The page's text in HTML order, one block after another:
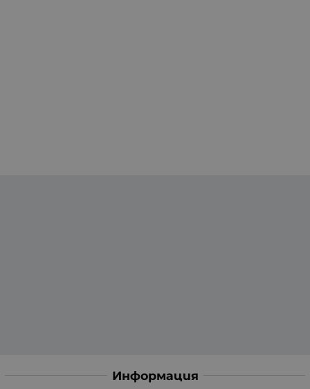
Информация